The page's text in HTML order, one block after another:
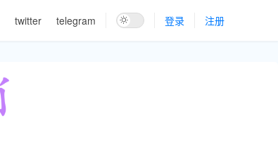
twitter telegram 登录 注册